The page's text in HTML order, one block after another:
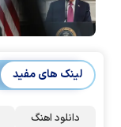
لینک های مفید
دانلود اهنگ